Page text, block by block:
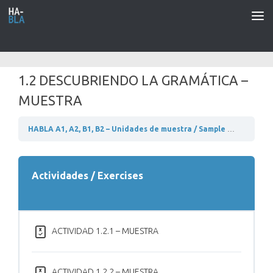
Saltar al contenido
1.2 DESCUBRIENDO LA GRAMÁTICA –
MUESTRA
Actividades / Exercises
ACTIVIDAD 1.2.1 – MUESTRA